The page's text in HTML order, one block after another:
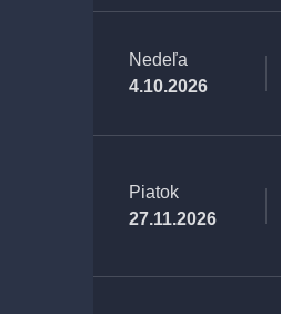
Nedeľa
4.10.2026
Piatok
27.11.2026